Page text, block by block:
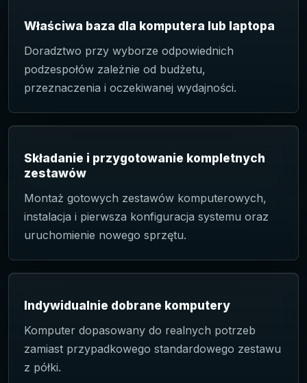
Właściwa baza dla komputera lub laptopa
Doradztwo przy wyborze odpowiednich
podzespołów zależnie od budżetu,
przeznaczenia i oczekiwanej wydajności.
Składanie i przygotowanie kompletnych
zestawów
Montaż gotowych zestawów komputerowych,
instalacja i pierwsza konfiguracja systemu oraz
uruchomienie nowego sprzętu.
Indywidualnie dobrane komputery
Komputer dopasowany do realnych potrzeb
zamiast przypadkowego standardowego zestawu
z półki.